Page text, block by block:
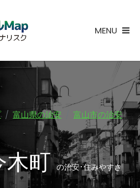
MENU
富山県の治安
富山市の治安
木町の治安･住みやすさ